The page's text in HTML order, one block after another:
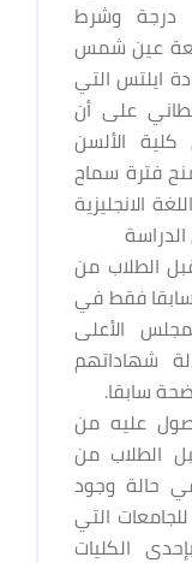
بمجموع لا يقل عن 400 درجة وشرط
عين شمس
ايلتس التي
على أن
الألسن
فترة سماح
الانجليزية
الطلاب من
سابقا فقط في
الأعلى
شهاداتهم
سابقا.
عليه من
الطلاب من
حالة وجود
التي
الكليات